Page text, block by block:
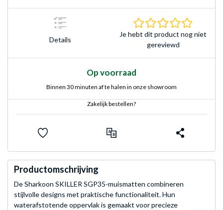
Details
Je hebt dit product nog niet
gereviewd
Op voorraad
Binnen 30 minuten af te halen in onze showroom
Zakelijk bestellen?
Productomschrijving
De Sharkoon SKILLER SGP35-muismatten combineren
stijlvolle designs met praktische functionaliteit. Hun
waterafstotende oppervlak is gemaakt voor precieze